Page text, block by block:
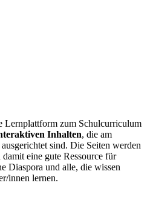
Lernplattform zum Schulcurriculum
Inhalten, die am
sind. Die Seiten werden
eine gute Ressource für
Diaspora und alle, die wissen
innen lernen.